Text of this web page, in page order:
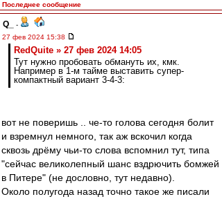
Последнее сообщение
Q_
-
27 фев 2024 15:38
RedQuite » 27 фев 2024 14:05
Тут нужно пробовать обмануть их, кмк.
Например в 1-м тайме выставить супер-
компактный вариант 3-4-3:
вот не поверишь .. че-то голова сегодня болит
и взремнул немного, так аж вскочил когда
сквозь дрёму чьи-то слова вспомнил тут, типа
"сейчас великолепный шанс вздрючить бомжей
в Питере" (не дословно, тут недавно).
Около полугода назад точно такое же писали